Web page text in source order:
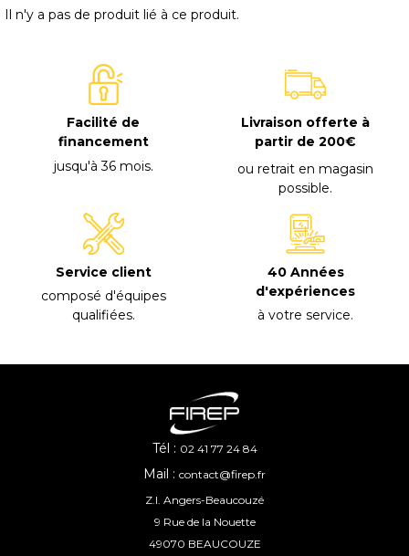
Il n'y a pas de produit lié à ce produit.
Facilité de
financement
jusqu'à 36 mois.
Livraison offerte à
partir de 200€
ou retrait en magasin
possible.
Service client
composé d'équipes
qualifiées.
40 Années
d'expériences
à votre service.
Tél : 02 41 77 24 84
Mail : contact@firep.fr
Z.I. Angers-Beaucouzé
9 Rue de la Nouette
49070 BEAUCOUZE